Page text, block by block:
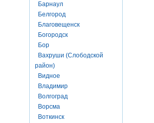
Барнаул
Белгород
Благовещенск
Богородск
Бор
Вахруши (Слободской
район)
Видное
Владимир
Волгоград
Ворсма
Воткинск